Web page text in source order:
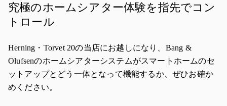
究極のホームシアター体験を指先でコン
トロール
Herning・Torvet 20の当店にお越しになり、Bang &
Olufsenのホームシアターシステムがスマートホームのセ
ットアップとどう一体となって機能するか、ぜひお確か
めください。